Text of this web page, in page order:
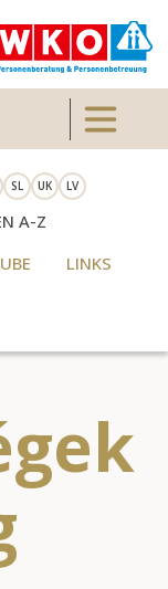
Toggle
SL UK LV
A-Z
LINKS